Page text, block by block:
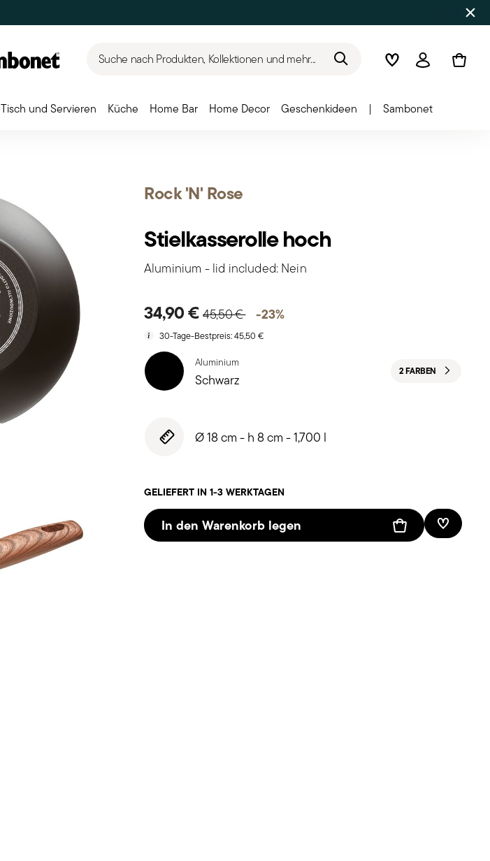
Suche nach Produkten, Kollektionen und mehr... WishlistAnmelden
Tisch und Servieren Küche Home Bar Home Decor Geschenkideen | Sambonet
Rock 'N' Rose
Stielkasserolle hoch
Aluminium - lid included: Nein
34,90 €Price reduced from
45,50 € -23%
30-Tage-Bestpreis:45,50 €
Aluminium
Schwarz 2 FARBEN
Ø 18 cm - h 8 cm - 1,700 l
GELIEFERT IN 1-3 WERKTAGEN
In den Warenkorb legen Add To